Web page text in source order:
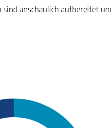
sind anschaulich aufbereitet